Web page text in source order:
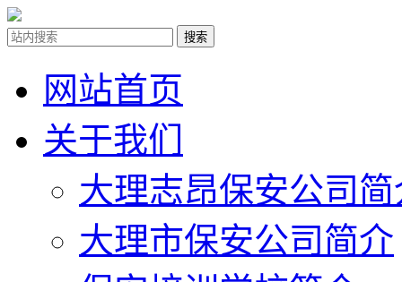
网站首页
关于我们
大理志昂保安公司简
大理市保安公司简介